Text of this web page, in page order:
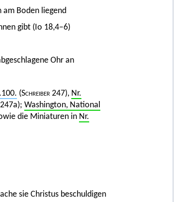
am Boden liegend
gibt (Io 18,4–6)
Ohr an
(Schreiber 247), Nr.
Washington, National
die Miniaturen in Nr.
sie Christus beschuldigen